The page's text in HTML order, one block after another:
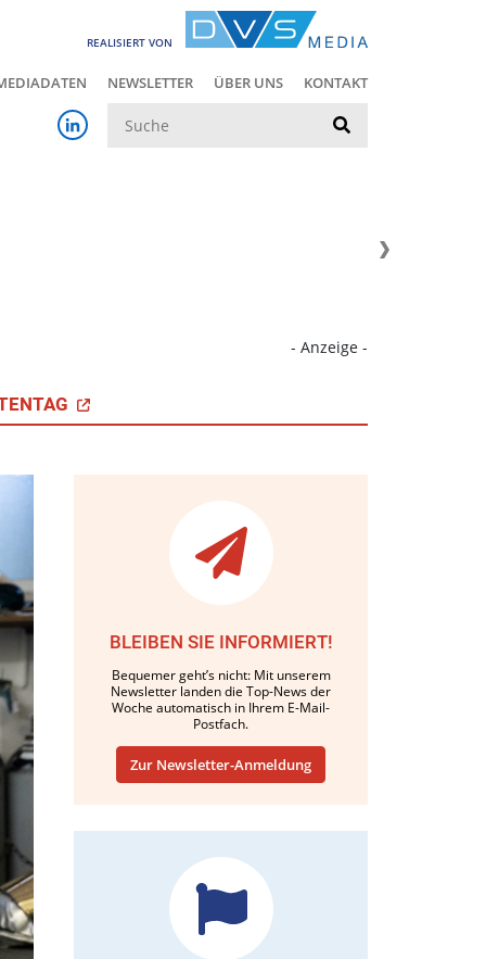
REALISIERT VON
NEWSLETTER ÜBER UNS KONTAKT
- Anzeige -
BLEIBEN SIE INFORMIERT!
Bequemer geht’s nicht: Mit unserem
Newsletter landen die Top-News der
Woche automatisch in Ihrem E-Mail-
Postfach.
Zur Newsletter-Anmeldung